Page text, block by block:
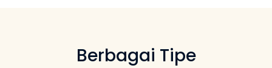
Berbagai Tipe